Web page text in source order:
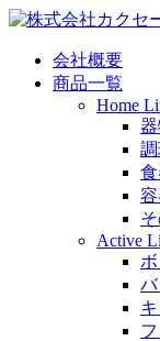
会社概要
商品一覧
Home
Active